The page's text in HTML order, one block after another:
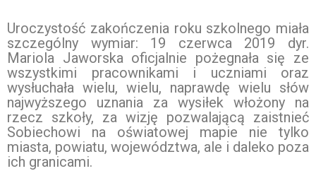
Uroczystość zakończenia roku szkolnego miała
szczególny wymiar: 19 czerwca 2019 dyr.
Mariola Jaworska oficjalnie pożegnała się ze
wszystkimi pracownikami i uczniami oraz
wysłuchała wielu, wielu, naprawdę wielu słów
najwyższego uznania za wysiłek włożony na
rzecz szkoły, za wizję pozwalającą zaistnieć
Sobiechowi na oświatowej mapie nie tylko
miasta, powiatu, województwa, ale i daleko poza
ich granicami.